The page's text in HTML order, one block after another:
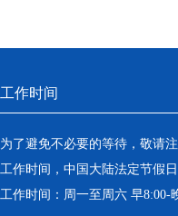
工作时间
为了避免不必要的等待，敬请
工作时间，中国大陆法定节假日
工作时间：周一至周六 早8:00-